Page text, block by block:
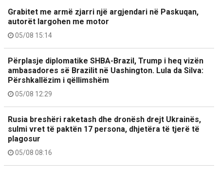
Grabitet me armë zjarri një argjendari në Paskuqan,
autorët largohen me motor
05/08 15:14
Përplasje diplomatike SHBA-Brazil, Trump i heq vizën
ambasadores së Brazilit në Uashington. Lula da Silva:
Përshkallëzim i qëllimshëm
05/08 12:29
Rusia breshëri raketash dhe dronësh drejt Ukrainës,
sulmi vret të paktën 17 persona, dhjetëra të tjerë të
plagosur
05/08 08:16